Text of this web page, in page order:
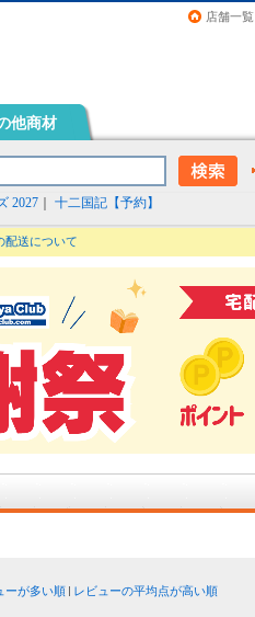
店舗一覧
他商材
2027 十二国記【予約】
配送について
ーが多い順
レビューの平均点が高い順